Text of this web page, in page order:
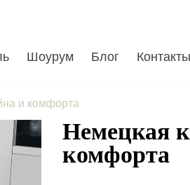
Шоурум Блог Контакты
и комфорта
Немецкая
комфорта